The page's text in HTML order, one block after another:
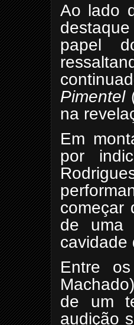
Ao lado
papel
Pimentel
na
Em
por
começar
de uma
cavidade
Entre
de um
audição